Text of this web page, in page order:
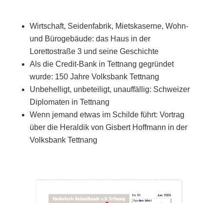
Wirtschaft, Seidenfabrik, Mietskaserne, Wohn-
und Bürogebäude: das Haus in der
Lorettostraße 3 und seine Geschichte
Als die Credit-Bank in Tettnang gegründet
wurde: 150 Jahre Volksbank Tettnang
Unbehelligt, unbeteiligt, unauffällig: Schweizer
Diplomaten in Tettnang
Wenn jemand etwas im Schilde führt: Vortrag
über die Heraldik von Gisbert Hoffmann in der
Volksbank Tettnang